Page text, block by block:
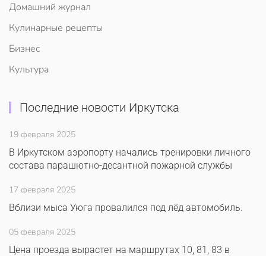
Домашний журнал
Кулинарные рецепты
Бизнес
Культура
Последние новости Иркутска
19 февраля 2025
В Иркутском аэропорту начались тренировки личного
состава парашютно-десантной пожарной службы
17 февраля 2025
Вблизи мыса Уюга провалился под лёд автомобиль.
05 февраля 2025
Цена проезда вырастет на маршрутах 10, 81, 83 в